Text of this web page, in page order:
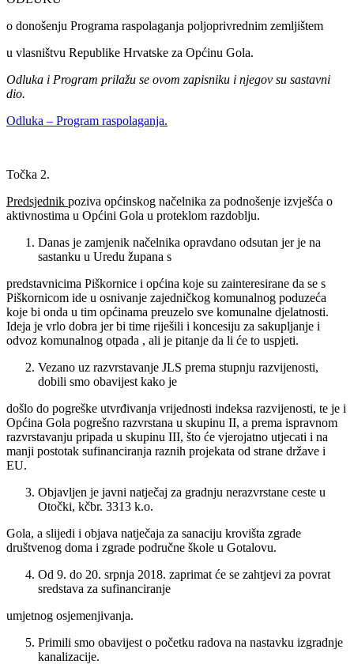
o donošenju Programa raspolaganja poljoprivrednim zemljištem
u vlasništvu Republike Hrvatske za Općinu Gola.
Odluka i Program prilažu se ovom zapisniku i njegov su sastavni
dio.
Odluka – Program raspolaganja.
Točka 2.
Predsjednik poziva općinskog načelnika za podnošenje izvješća o
aktivnostima u Općini Gola u proteklom razdoblju.
Danas je zamjenik načelnika opravdano odsutan jer je na
sastanku u Uredu župana s
predstavnicima Piškornice i općina koje su zainteresirane da se s
Piškornicom ide u osnivanje zajedničkog komunalnog poduzeća
koje bi onda u tim općinama preuzelo sve komunalne djelatnosti.
Ideja je vrlo dobra jer bi time riješili i koncesiju za sakupljanje i
odvoz komunalnog otpada , ali je pitanje da li će to uspjeti.
Vezano uz razvrstavanje JLS prema stupnju razvijenosti,
dobili smo obavijest kako je
došlo do pogreške utvrđivanja vrijednosti indeksa razvijenosti, te je i
Općina Gola pogrešno razvrstana u skupinu II, a prema ispravnom
razvrstavanju pripada u skupinu III, što će vjerojatno utjecati i na
manji postotak sufinanciranja raznih projekata od strane države i
EU.
Objavljen je javni natječaj za gradnju nerazvrstane ceste u
Otočki, kčbr. 3313 k.o.
Gola, a slijedi i objava natječaja za sanaciju krovišta zgrade
društvenog doma i zgrade područne škole u Gotalovu.
Od 9. do 20. srpnja 2018. zaprimat će se zahtjevi za povrat
sredstava za sufinanciranje
umjetnog osjemenjivanja.
Primili smo obavijest o početku radova na nastavku izgradnje
kanalizacije.